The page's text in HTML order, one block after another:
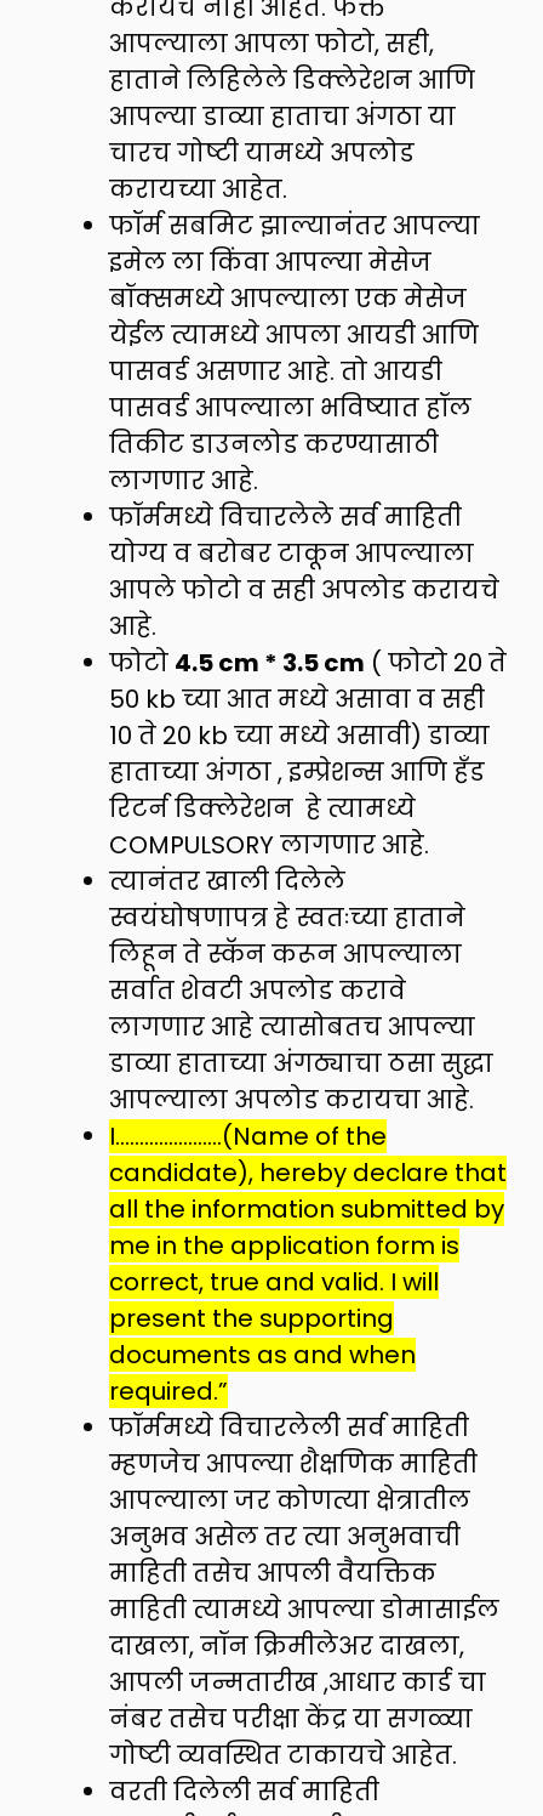
आपल्याला आपला फोटो, सही,
हाताने लिहिलेले डिक्लेरेशन आणि
आपल्या डाव्या हाताचा अंगठा या
चारच गोष्टी यामध्ये अपलोड
करायच्या आहेत.
फॉर्म सबमिट झाल्यानंतर आपल्या
इमेल ला किंवा आपल्या मेसेज
बॉक्समध्ये आपल्याला एक मेसेज
येईल त्यामध्ये आपला आयडी आणि
पासवर्ड असणार आहे. तो आयडी
पासवर्ड आपल्याला भविष्यात हॉल
तिकीट डाउनलोड करण्यासाठी
लागणार आहे.
फॉर्ममध्ये विचारलेले सर्व माहिती
योग्य व बरोबर टाकून आपल्याला
आपले फोटो व सही अपलोड करायचे
आहे.
फोटो 4.5 cm * 3.5 cm ( फोटो 20 ते
50 kb च्या आत मध्ये असावा व सही
10 ते 20 kb च्या मध्ये असावी) डाव्या
हाताच्या अंगठा , इम्प्रेशन्स आणि हँड
रिटर्न डिक्लेरेशन हे त्यामध्ये
COMPULSORY लागणार आहे.
त्यानंतर खाली दिलेले
स्वयंघोषणापत्र हे स्वतःच्या हाताने
लिहून ते स्कॅन करून आपल्याला
सर्वात शेवटी अपलोड करावे
लागणार आहे त्यासोबतच आपल्या
डाव्या हाताच्या अंगठ्याचा ठसा सुद्धा
आपल्याला अपलोड करायचा आहे.
I………………….(Name of the
candidate), hereby declare that
all the information submitted by
me in the application form is
correct, true and valid. I will
present the supporting
documents as and when
required.”
फॉर्ममध्ये विचारलेली सर्व माहिती
म्हणजेच आपल्या शैक्षणिक माहिती
आपल्याला जर कोणत्या क्षेत्रातील
अनुभव असेल तर त्या अनुभवाची
माहिती तसेच आपली वैयक्तिक
माहिती त्यामध्ये आपल्या डोमासाईल
दाखला, नॉन क्रिमीलेअर दाखला,
आपली जन्मतारीख ,आधार कार्ड चा
नंबर तसेच परीक्षा केंद्र या सगळ्या
गोष्टी व्यवस्थित टाकायचे आहेत.
वरती दिलेली सर्व माहिती